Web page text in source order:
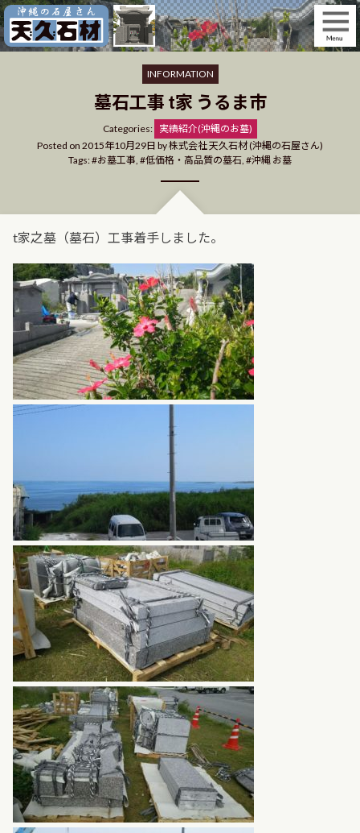
Skip
to
content
INFORMATION
墓石工事 t家 うるま市
Categories: Categories
実績紹介(沖縄のお墓)
Posted on 2015年10月29日 by株式会社 天久石材 (沖縄の石屋さん)
Tags:
お墓工事, 低価格・高品質の墓石, 沖縄 お墓
t家之墓（墓石）工事着手しました。